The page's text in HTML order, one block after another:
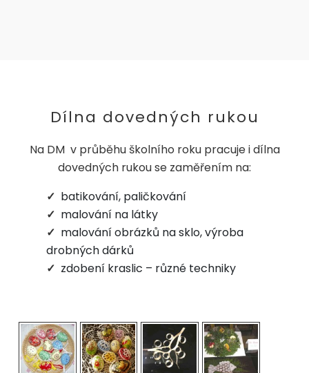
Dílna dovedných rukou
Na DM v průběhu školního roku pracuje i dílna
dovedných rukou se zaměřením na:
batikování, paličkování
malování na látky
malování obrázků na sklo, výroba
drobných dárků
zdobení kraslic – různé techniky